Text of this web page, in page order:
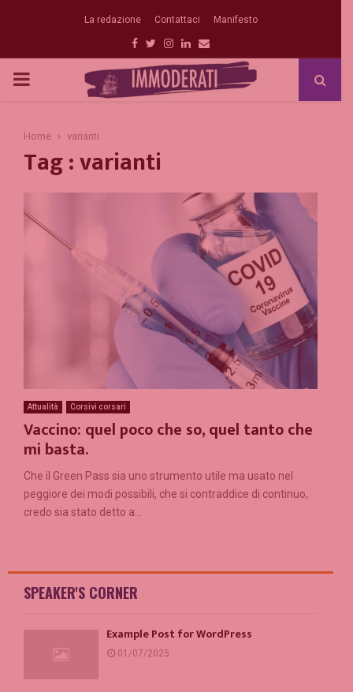
La redazione Contattaci Manifesto
Facebook
Twitter
Instagram
Linkedin
Email
PRIMARY
Home varianti
Tag : varianti
Attualità Corsivi corsari
Vaccino: quel poco che so, quel tanto che
mi basta.
Che il Green Pass sia uno strumento utile ma usato nel
peggiore dei modi possibili, che si contraddice di continuo,
credo sia stato detto a...
SPEAKER'S CORNER
Example Post for WordPress
01/07/2025